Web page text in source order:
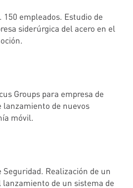
150 empleados. Estudio de
siderúrgica del acero en el
Groups para empresa de
lanzamiento de nuevos
móvil.
Seguridad. Realización de un
de un sistema de